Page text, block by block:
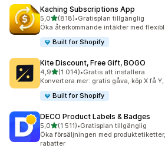
Kaching Subscriptions App
5,0av 5 stjärnor
(818)
818 recensioner totalt
•Gratisplan tillgänglig
Öka återkommande intäkter med
Built for Shopify
Kite Discount, Free Gift, BOGO
4,9av 5 stjärnor
(1 014)
1014 recensioner totalt
•Gratis att installera
Konvertera mer: gratis gåva, köp X få
Built for Shopify
DECO Product Labels & Badges
5,0av 5 stjärnor
(1 511)
1511 recensioner totalt
•Gratisplan tillgänglig
Öka försäljningen med
rabatter